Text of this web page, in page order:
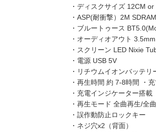
・ディスクサイズ 12CM or
・ASP(耐衝撃）2M SDRAM
・ブルートゥース
・オーディオアウト
・スクリーン LED Nixie
・電源 USB 5V
・リチウムイオンバッテリ
・再生時間 約 7-8時間 ・
・充電インジケーター搭載
・再生モード 全曲再生/全
・誤作動防止ロックキー
・ネジ穴x2（背面）